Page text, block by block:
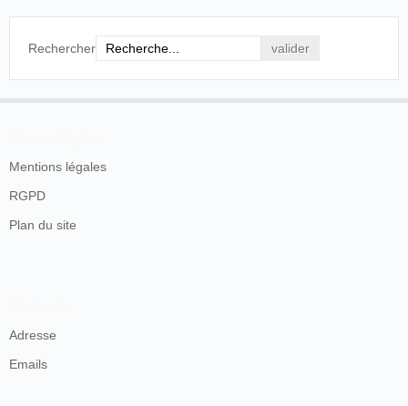
Rechercher
Mentions légales
RGPD
Plan du site
Adresse
Emails